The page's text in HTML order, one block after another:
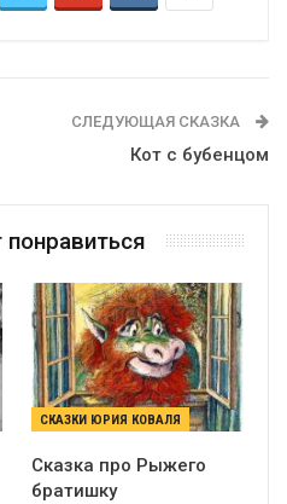
СЛЕДУЮЩАЯ СКАЗКА
Кот с бубенцом
СКАЗКИ ЮРИЯ КОВАЛЯ
Сказка про Рыжего
братишку